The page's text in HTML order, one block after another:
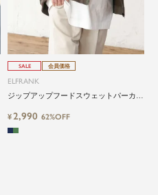
SALE 会員価格
ELFRANK
ジップアップフードスウェットパーカー
¥2,990 62%OFF